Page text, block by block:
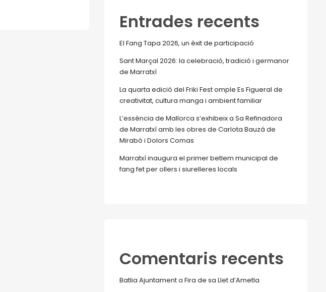
Entrades recents
El Fang Tapa 2026, un èxit de participació
Sant Marçal 2026: la celebració, tradició i germanor
de Marratxí
La quarta edició del Friki Fest omple Es Figueral de
creativitat, cultura manga i ambient familiar
L’essència de Mallorca s’exhibeix a Sa Refinadora
de Marratxí amb les obres de Carlota Bauzá de
Mirabó i Dolors Comas
Marratxí inaugura el primer betlem municipal de
fang fet per ollers i siurelleres locals
Comentaris recents
Batlia Ajuntamenta Fira de sa Llet d’Ametla